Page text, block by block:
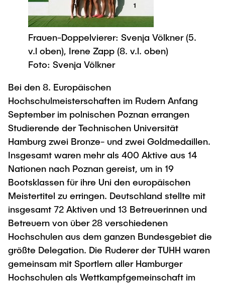
Newsroom
Press Release
Flyers and brochures
University magazine spektrum
Merchandise-Shop
Working at TU Hamburg
Job opportunities
Faculty recruiting
Information for new employees
Internal Information
Advice and contact
New@tuhh
Around student life
study organization
AI in Education
After Graduation
Alumni
Career Center
Graduate Academy
Doctoral Degrees
Continuing Education
UNU HUB "Engineering to Face Climate
Change"
Research Funding
Good Scientific Practice
Team
Research & Transfer News
Interdisciplinary Workshop of the FSP
"Biobased Processes and Reactor
Technologies"
Process Engineering
Study programs
Research and Institutes
Technology and Innovation in Education
News
Study programs
Research and Institutes
Management Sciences and Technology
Study Programs
Research and Institutes
Mechanical Engineering
Study programs
Research and institutes
Joint School of Multidisciplinary Studies
Exchange students
Intercultural Hub
International Scholars & Guests
Study Exchange Partnerships
How to establish partnerships
Strategy
ECIU University
Contacts & International Team
Frauen-Doppelvierer: Svenja Völkner (5.
v.l oben), Irene Zapp (8. v.l. oben)
Foto: Svenja Völkner
Bei den 8. Europäischen
Hochschulmeisterschaften im Rudern Anfang
September im polnischen Poznan errangen
Studierende der Technischen Universität
Hamburg zwei Bronze- und zwei Goldmedaillen.
Insgesamt waren mehr als 400 Aktive aus 14
Nationen nach Poznan gereist, um in 19
Bootsklassen für ihre Uni den europäischen
Meistertitel zu erringen. Deutschland stellte mit
insgesamt 72 Aktiven und 13 Betreuerinnen und
Betreuern von über 28 verschiedenen
Hochschulen aus dem ganzen Bundesgebiet die
größte Delegation. Die Ruderer der TUHH waren
gemeinsam mit Sportlern aller Hamburger
Hochschulen als Wettkampfgemeinschaft im